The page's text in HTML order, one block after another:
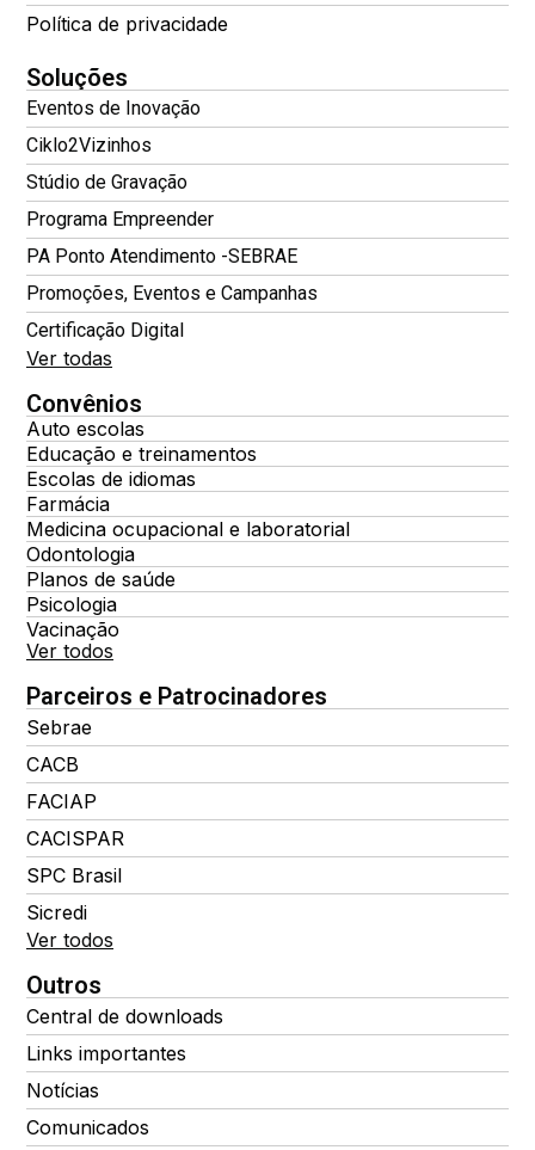
Política de privacidade
Soluções
Eventos de Inovação
Ciklo2Vizinhos
Stúdio de Gravação
Programa Empreender
PA Ponto Atendimento -SEBRAE
Promoções, Eventos e Campanhas
Certificação Digital
Ver todas
Convênios
Auto escolas
Educação e treinamentos
Escolas de idiomas
Farmácia
Medicina ocupacional e laboratorial
Odontologia
Planos de saúde
Psicologia
Vacinação
Ver todos
Parceiros e Patrocinadores
Sebrae
CACB
FACIAP
CACISPAR
SPC Brasil
Sicredi
Ver todos
Outros
Central de downloads
Links importantes
Notícias
Comunicados